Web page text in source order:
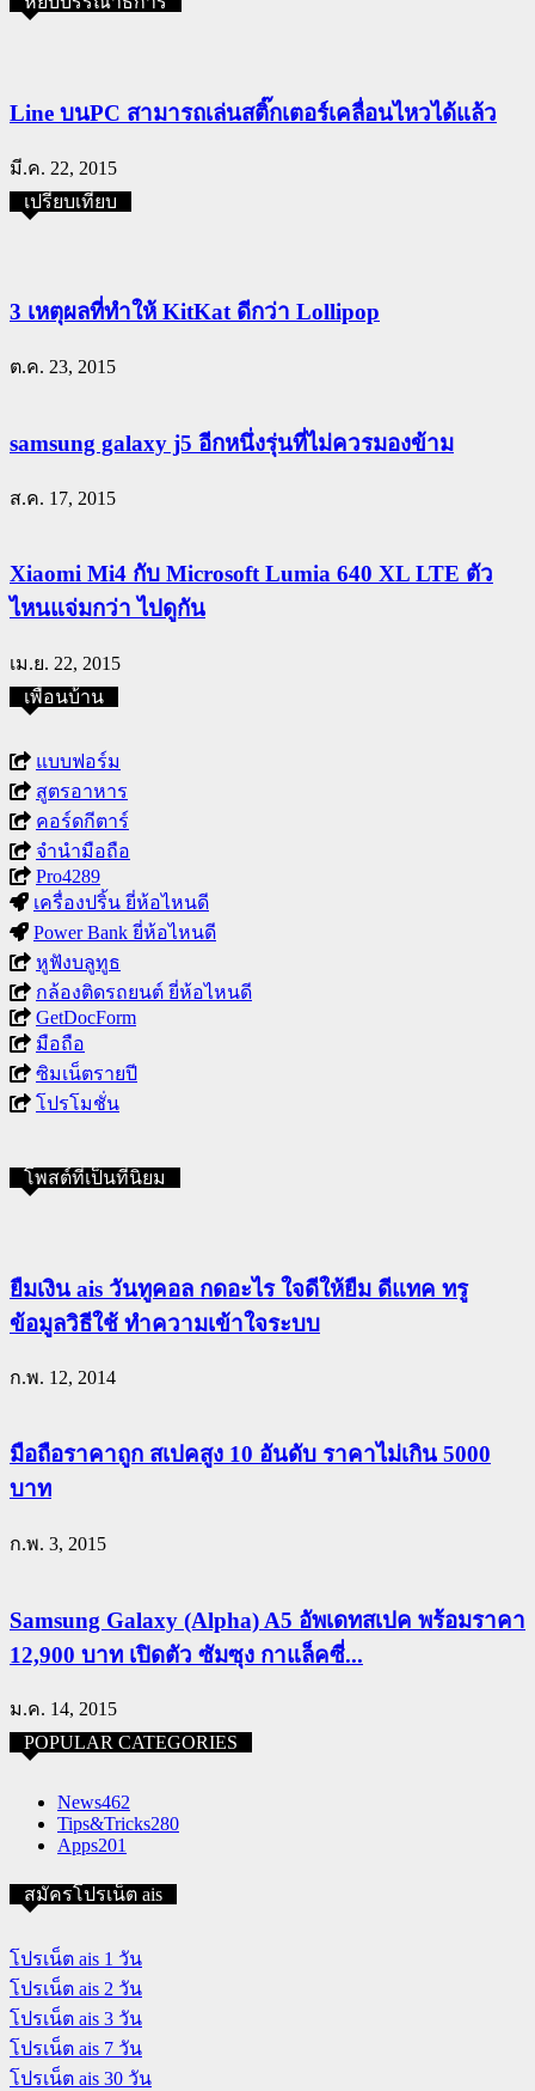
Line บนPC สามารถเล่นสติ๊กเตอร์เคลื่อนไหวได้แล้ว
มี.ค. 22, 2015
เปรียบเทียบ
3 เหตุผลที่ทำให้ KitKat ดีกว่า Lollipop
ต.ค. 23, 2015
samsung galaxy j5 อีกหนึ่งรุ่นที่ไม่ควรมองข้าม
ส.ค. 17, 2015
Xiaomi Mi4 กับ Microsoft Lumia 640 XL LTE ตัว
ไหนแจ่มกว่า ไปดูกัน
เม.ย. 22, 2015
เพื่อนบ้าน
แบบฟอร์ม
สูตรอาหาร
คอร์ดกีตาร์
จำนำมือถือ
Pro4289
เครื่องปริ้น ยี่ห้อไหนดี
Power Bank ยี่ห้อไหนดี
หูฟังบลูทูธ
กล้องติดรถยนต์ ยี่ห้อไหนดี
GetDocForm
มือถือ
ซิมเน็ตรายปี
โปรโมชั่น
โพสต์ที่เป็นที่นิยม
ยืมเงิน ais วันทูคอล กดอะไร ใจดีให้ยืม ดีแทค ทรู
ข้อมูลวิธีใช้ ทำความเข้าใจระบบ
ก.พ. 12, 2014
มือถือราคาถูก สเปคสูง 10 อันดับ ราคาไม่เกิน 5000
บาท
ก.พ. 3, 2015
Samsung Galaxy (Alpha) A5 อัพเดทสเปค พร้อมราคา
12,900 บาท เปิดตัว ซัมซุง กาแล็คซี่...
ม.ค. 14, 2015
POPULAR CATEGORIES
News462
Tips&Tricks280
Apps201
สมัครโปรเน็ต ais
โปรเน็ต ais 1 วัน
โปรเน็ต ais 2 วัน
โปรเน็ต ais 3 วัน
โปรเน็ต ais 7 วัน
โปรเน็ต ais 30 วัน